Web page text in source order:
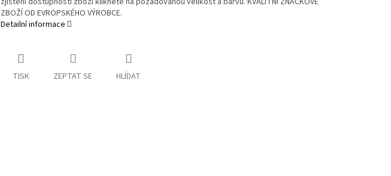
ZBOŽÍ OD EVROPSKÉHO VÝROBCE.
Detailní informace
TISK ZEPTAT SE HLÍDAT